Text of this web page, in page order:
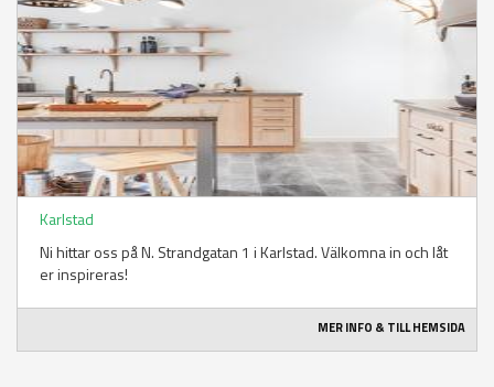
Karlstad
Ni hittar oss på N. Strandgatan 1 i Karlstad. Välkomna in och låt
er inspireras!
MER INFO & TILL HEMSIDA